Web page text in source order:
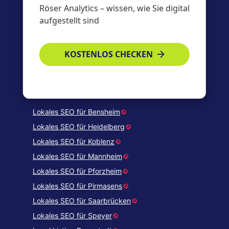
Impressum
Allgemeine Geschäftsbedingungen
Lokales SEO für Bensheim
Lokales SEO für Heidelberg
Lokales SEO für Koblenz
Lokales SEO für Mannheim
Lokales SEO für Pforzheim
Lokales SEO für Pirmasens
Lokales SEO für Saarbrücken
Lokales SEO für Speyer
Röser Analytics – wissen, wie Sie digital
aufgestellt sind
KOSTENLOS CHECKEN